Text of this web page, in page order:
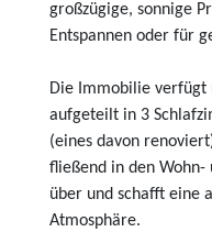
großzügige, sonnige
Entspannen oder für
Die Immobilie verfügt
aufgeteilt in 3
(eines davon
fließend in den Wohn-
über und schafft eine
Atmosphäre.